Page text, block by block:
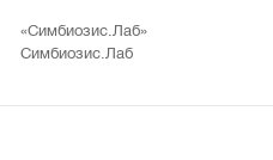
«Симбиозис.Лаб»
Симбиозис.Лаб